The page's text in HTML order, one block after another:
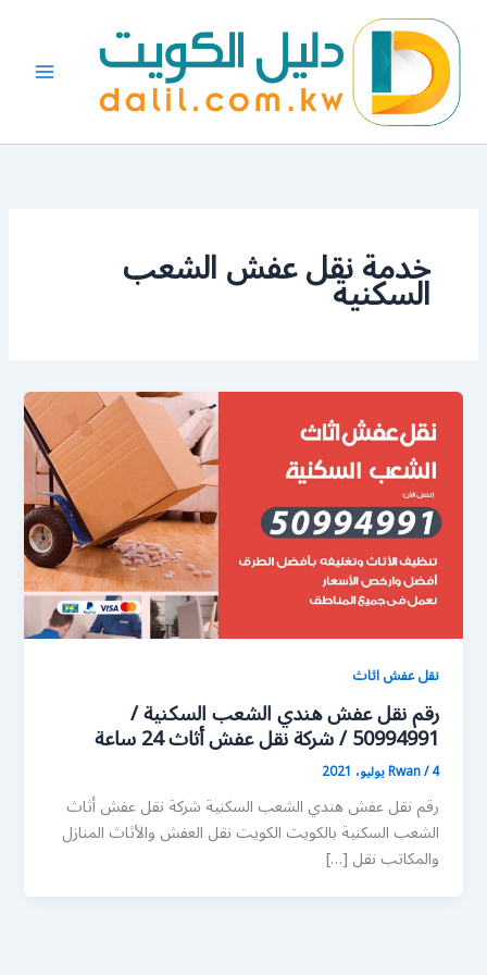
المحتوى
خدمة نقل عفش الشعب
السكنية
نقل عفش اثاث
رقم نقل عفش هندي الشعب السكنية /
50994991 / شركة نقل عفش أثاث 24 ساعة
Rwan/4 يوليو، 2021
رقم نقل عفش هندي الشعب السكنية شركة نقل عفش أثاث
الشعب السكنية بالكويت الكويت نقل العفش والأثاث المنازل
والمكاتب نقل […]